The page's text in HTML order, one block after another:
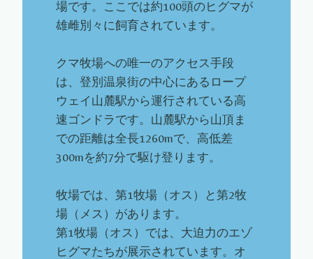
場です。ここでは約100頭のヒグマが
雄雌別々に飼育されています。
クマ牧場への唯一のアクセス手段
は、登別温泉街の中心にあるロープ
ウェイ山麓駅から運行されている高
速ゴンドラです。山麓駅から山頂ま
での距離は全長1260mで、高低差
300mを約7分で駆け登ります。
牧場では、第1牧場（オス）と第2牧
場（メス）があります。
第1牧場（オス）では、大迫力のエゾ
ヒグマたちが展示されています。オ